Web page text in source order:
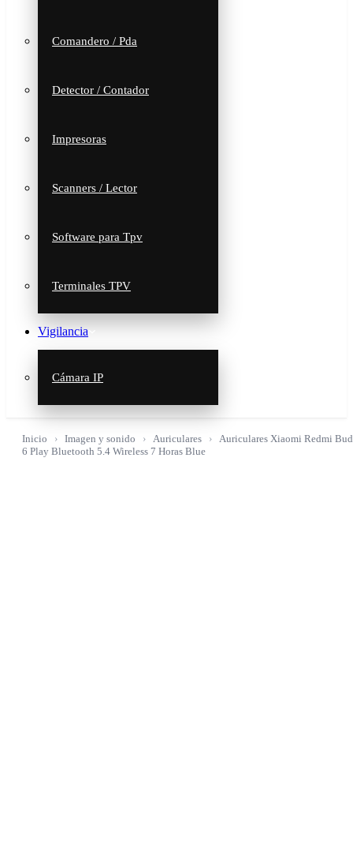
Comandero / Pda
Detector / Contador
Impresoras
Scanners / Lector
Software para Tpv
Terminales TPV
Vigilancia
Cámara IP
Inicio Imagen y sonido Auriculares
Auriculares Xiaomi Redmi
6 Play Bluetooth 5.4 Wireless 7 Horas Blue